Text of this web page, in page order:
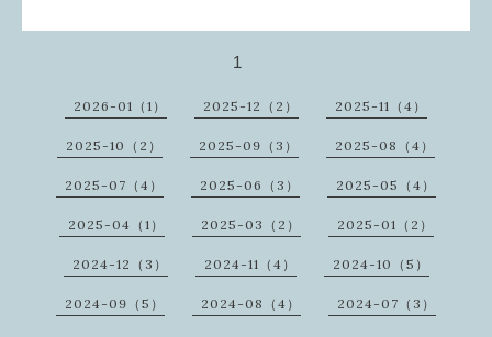
1
2026-01（1） 2025-12（2） 2025-11（4）
2025-10（2） 2025-09（3） 2025-08（4）
2025-07（4） 2025-06（3） 2025-05（4）
2025-04（1） 2025-03（2） 2025-01（2）
2024-12（3） 2024-11（4） 2024-10（5）
2024-09（5） 2024-08（4） 2024-07（3）